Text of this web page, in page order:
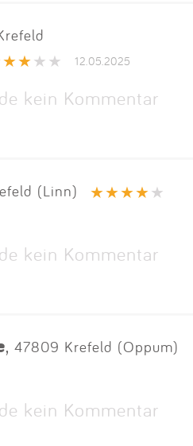
12.05.2025
kein Kommentar
(Linn)
kein Kommentar
, 47809 Krefeld (Oppum)
kein Kommentar